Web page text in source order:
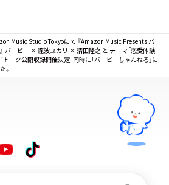
Music Studio Tokyoにて 『Amazon Music Presents バ
バービー × 瀧波ユカリ × 清田隆之 と テーマ「恋愛体験
トーク公開収録開催決定! 同時に「バービーちゃんねる」に
。